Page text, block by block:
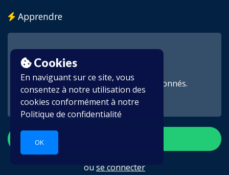
Cookies
En naviguant sur ce site, vous
consentez à notre utilisation des
cookies conformément à notre
Politique de confidentialité
OK
Apprendre
Cette vidéo est réservée aux abonnés.
ouse connecter